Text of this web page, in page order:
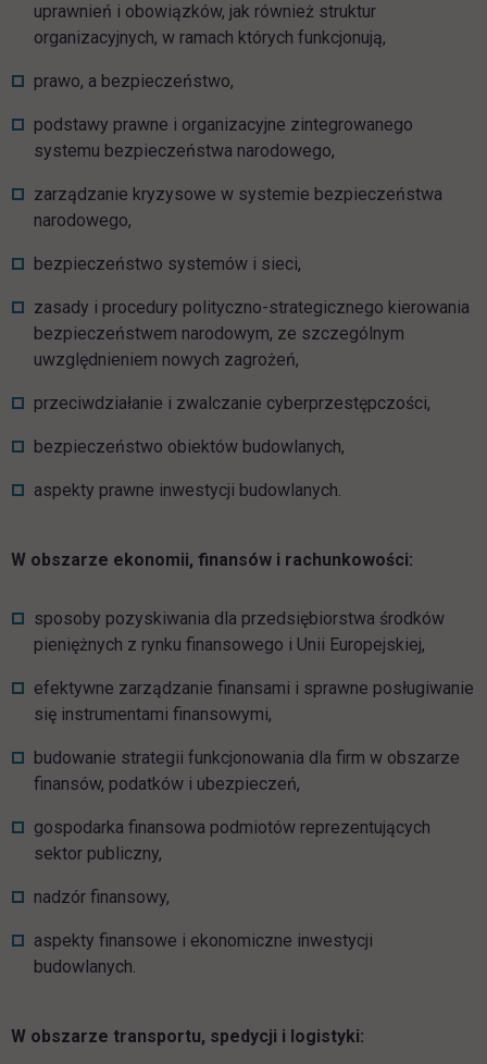
uprawnień i obowiązków, jak również struktur
organizacyjnych, w ramach których funkcjonują,
prawo, a bezpieczeństwo,
podstawy prawne i organizacyjne zintegrowanego
systemu bezpieczeństwa narodowego,
zarządzanie kryzysowe w systemie bezpieczeństwa
narodowego,
bezpieczeństwo systemów i sieci,
zasady i procedury polityczno-strategicznego kierowania
bezpieczeństwem narodowym, ze szczególnym
uwzględnieniem nowych zagrożeń,
przeciwdziałanie i zwalczanie cyberprzestępczości,
bezpieczeństwo obiektów budowlanych,
aspekty prawne inwestycji budowlanych.
W obszarze ekonomii, finansów i rachunkowości:
sposoby pozyskiwania dla przedsiębiorstwa środków
pieniężnych z rynku finansowego i Unii Europejskiej,
efektywne zarządzanie finansami i sprawne posługiwanie
się instrumentami finansowymi,
budowanie strategii funkcjonowania dla firm w obszarze
finansów, podatków i ubezpieczeń,
gospodarka finansowa podmiotów reprezentujących
sektor publiczny,
nadzór finansowy,
aspekty finansowe i ekonomiczne inwestycji
budowlanych.
W obszarze transportu, spedycji i logistyki: